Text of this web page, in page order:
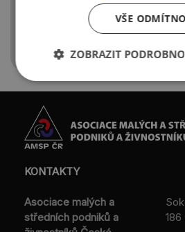
KONTAKTY
Asociace malých a
středních podniků a
VŠE
ZOBRAZIT